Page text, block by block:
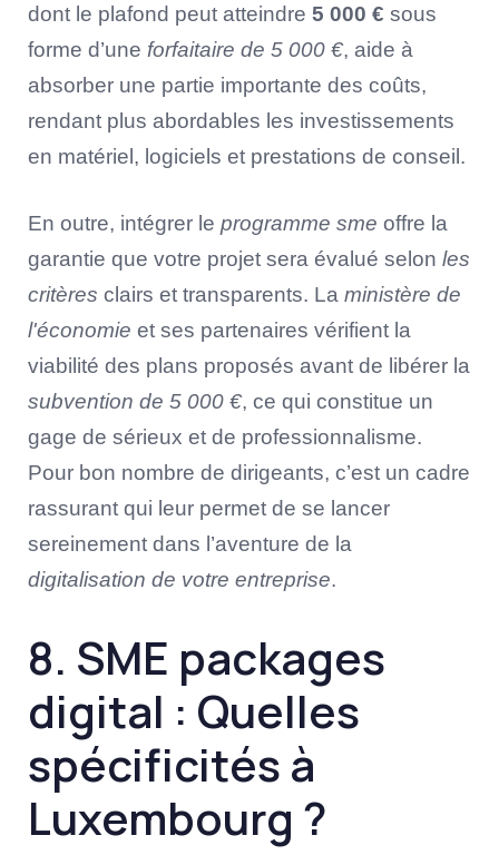
dont le plafond peut atteindre 5 000 € sous
forme d’une forfaitaire de 5 000 €, aide à
absorber une partie importante des coûts,
rendant plus abordables les investissements
en matériel, logiciels et prestations de conseil.
En outre, intégrer le programme sme offre la
garantie que votre projet sera évalué selon les
critères clairs et transparents. La ministère de
l'économie et ses partenaires vérifient la
viabilité des plans proposés avant de libérer la
subvention de 5 000 €, ce qui constitue un
gage de sérieux et de professionnalisme.
Pour bon nombre de dirigeants, c’est un cadre
rassurant qui leur permet de se lancer
sereinement dans l’aventure de la
digitalisation de votre entreprise.
8. SME packages
digital : Quelles
spécificités à
Luxembourg ?